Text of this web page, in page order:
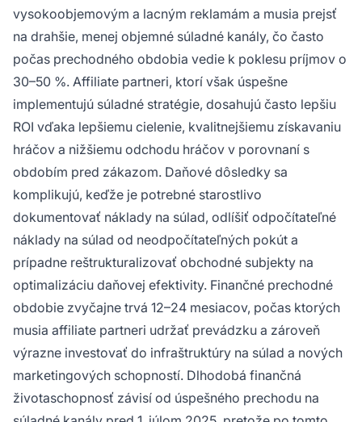
vysokoobjemovým a lacným reklamám a musia prejsť
na drahšie, menej objemné súladné kanály, čo často
počas prechodného obdobia vedie k poklesu príjmov o
30–50 %. Affiliate partneri, ktorí však úspešne
implementujú súladné stratégie, dosahujú často lepšiu
ROI vďaka lepšiemu cielenie, kvalitnejšiemu získavaniu
hráčov a nižšiemu odchodu hráčov v porovnaní s
obdobím pred zákazom. Daňové dôsledky sa
komplikujú, keďže je potrebné starostlivo
dokumentovať náklady na súlad, odlíšiť odpočítateľné
náklady na súlad od neodpočítateľných pokút a
prípadne reštrukturalizovať obchodné subjekty na
optimalizáciu daňovej efektivity. Finančné prechodné
obdobie zvyčajne trvá 12–24 mesiacov, počas ktorých
musia affiliate partneri udržať prevádzku a zároveň
výrazne investovať do infraštruktúry na súlad a nových
marketingových schopností. Dlhodobá finančná
životaschopnosť závisí od úspešného prechodu na